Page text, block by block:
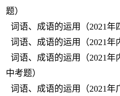
题）
词语、成语的运用（2021年
词语、成语的运用（2021年
词语、成语的运用（2021
中考题）
词语、成语的运用（2021年